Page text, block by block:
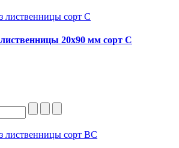
20х90 мм сорт C